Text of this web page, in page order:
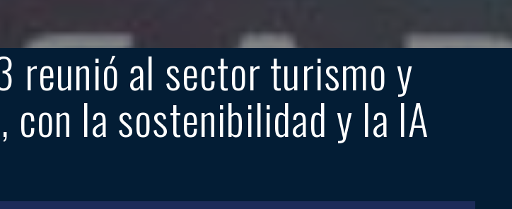
reunió al sector turismo y
con la sostenibilidad y la IA